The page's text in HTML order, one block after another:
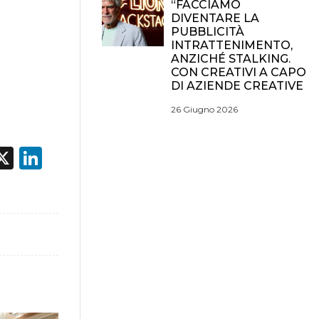
X LinkedIn
“FACCIAMO
DIVENTARE LA
PUBBLICITÀ
INTRATTENIMENTO,
ANZICHÉ STALKING.
CON CREATIVI A CAPO
DI AZIENDE CREATIVE
26 Giugno 2026